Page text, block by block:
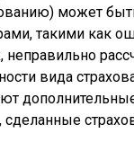
может
такими как
неправильно
вида
сделанные